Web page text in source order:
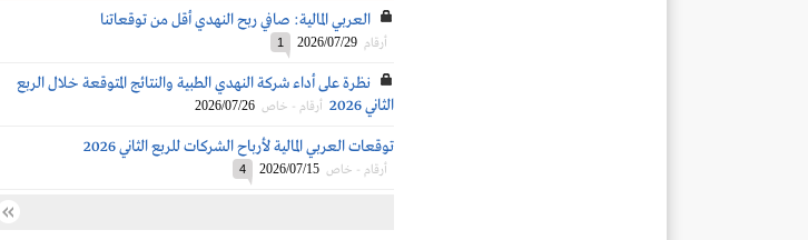
العربي المالية: صافي ربح النهدي أقل من توقعاتنا
أرقام 2026/07/29
1
نظرة على أداء شركة النهدي الطبية والنتائج المتوقعة خلال الربع
الثاني 2026
أرقام - خاص 2026/07/26
توقعات العربي المالية لأرباح الشركات للربع الثاني 2026
أرقام - خاص 2026/07/15
4